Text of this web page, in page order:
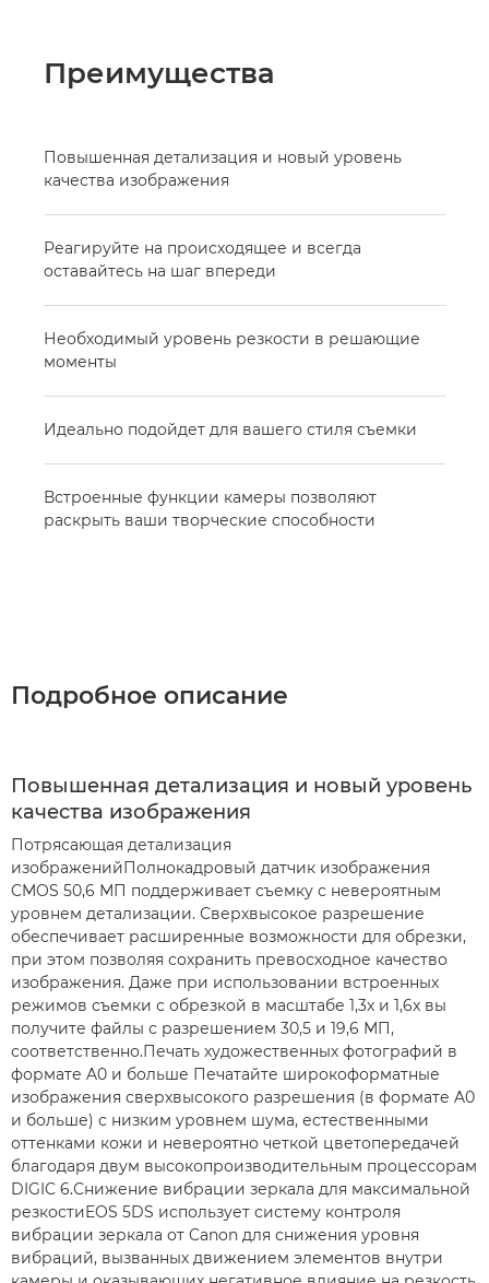
Преимущества
Повышенная детализация и новый уровень
качества изображения
Реагируйте на происходящее и всегда
оставайтесь на шаг впереди
Необходимый уровень резкости в решающие
моменты
Идеально подойдет для вашего стиля съемки
Встроенные функции камеры позволяют
раскрыть ваши творческие способности
Подробное описание
Повышенная детализация и новый уровень
качества изображения
Потрясающая детализация
изображенийПолнокадровый датчик изображения
CMOS 50,6 МП поддерживает съемку с невероятным
уровнем детализации. Сверхвысокое разрешение
обеспечивает расширенные возможности для обрезки,
при этом позволяя сохранить превосходное качество
изображения. Даже при использовании встроенных
режимов съемки с обрезкой в масштабе 1,3x и 1,6x вы
получите файлы с разрешением 30,5 и 19,6 МП,
соответственно.Печать художественных фотографий в
формате A0 и больше Печатайте широкоформатные
изображения сверхвысокого разрешения (в формате A0
и больше) с низким уровнем шума, естественными
оттенками кожи и невероятно четкой цветопередачей
благодаря двум высокопроизводительным процессорам
DIGIC 6.Снижение вибрации зеркала для максимальной
резкостиEOS 5DS использует систему контроля
вибрации зеркала от Canon для снижения уровня
вибраций, вызванных движением элементов внутри